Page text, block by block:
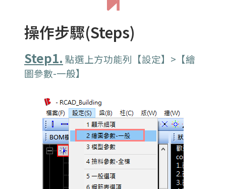
操作步驟(Steps)
Step1. 點選上方功能列【設定】>【繪
圖參數-一般】